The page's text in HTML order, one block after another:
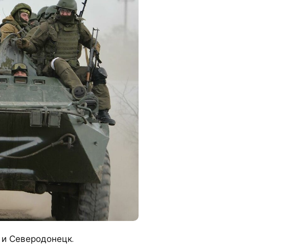
Северодонецк.